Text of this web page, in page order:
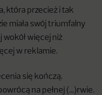
która przecież i tak
miała swój triumfalny
wokół więcej niż
w reklamie.
się kończą.
na pełnej (…)rwie.